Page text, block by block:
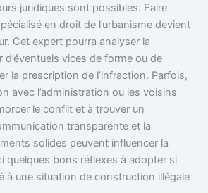
juridiques sont possibles. Faire
en droit de l’urbanisme devient
Cet expert pourra analyser la
d’éventuels vices de forme ou de
la prescription de l’infraction. Parfois,
avec l’administration ou les voisins
le conflit et à trouver un
transparente et la
solides peuvent influencer la
quelques bons réflexes à adopter si
à une situation de construction illégale